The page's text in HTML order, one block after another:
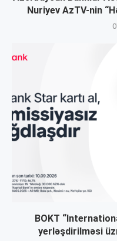
Nuriyev AzTV-nin
BOKT
yerləşdirilməsi